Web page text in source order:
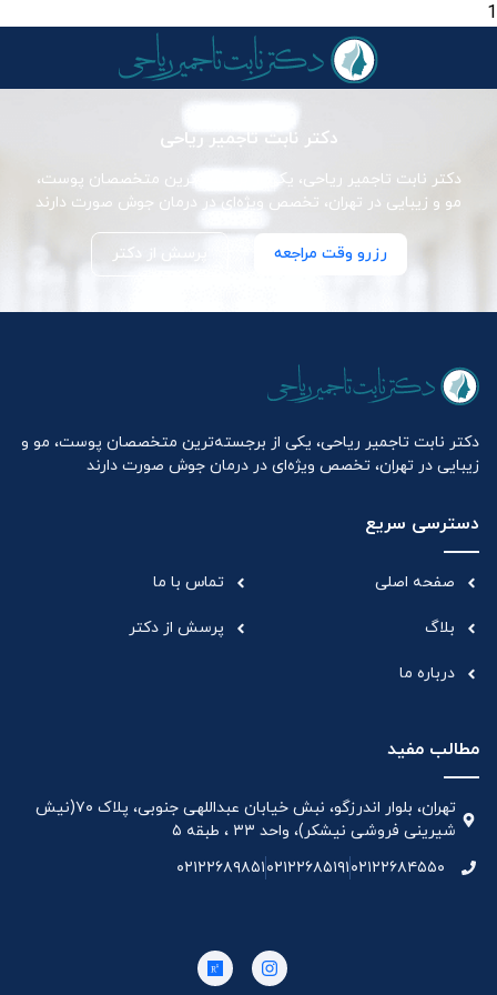
1
دکتر نابت تاجمیر ریاحی
دکتر نابت تاجمیر ریاحی، یکی از برجسته‌ترین متخصصان پوست،
مو و زیبایی در تهران، تخصص ویژه‌ای در درمان جوش صورت دارند
رزرو وقت مراجعه پرسش از دکتر
دکتر نابت تاجمیر ریاحی، یکی از برجسته‌ترین متخصصان پوست، مو و
زیبایی در تهران، تخصص ویژه‌ای در درمان جوش صورت دارند
دسترسی سریع
صفحه اصلی
بلاگ
درباره ما
تماس با ما
پرسش از دکتر
مطالب مفید
تهران، بلوار اندرزگو، نبش خیابان عبداللهی جنوبی، پلاک ۷۰(نیش
شیرینی فروشی نیشکر)، واحد ۳۳ ، طبقه ۵
۰۲۱۲۲۶۸۴۵۵۰۰۲۱۲۲۶۸۵۱۹۱۰۲۱۲۲۶۸۹۸۵۱